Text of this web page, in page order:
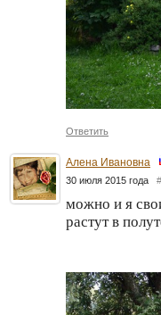
Ответить
Алена Ивановна
30 июля 2015 года #
можно и я
растут в